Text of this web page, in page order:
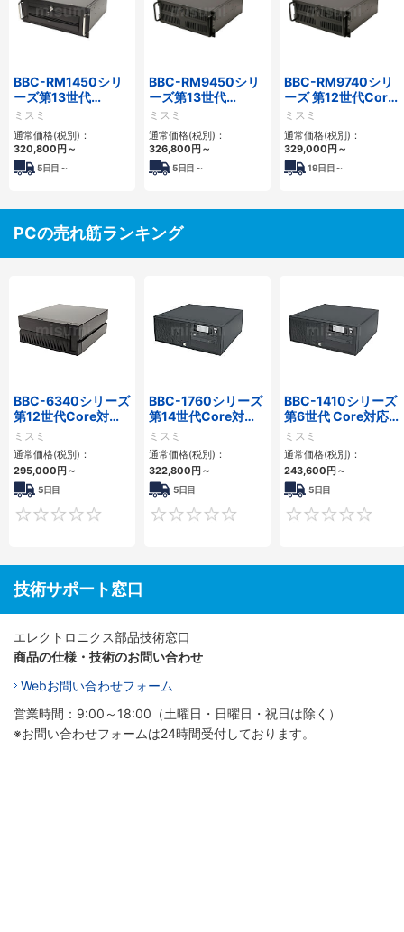
BBC-RM1450シリ
ーズ第13世代
Core・12世代
Celeron対応ラック
マウント4PCIe
ミスミ
通常価格(税別)：
320,800円～
5日目～
BBC-RM9450シリ
ーズ第13世代
Core・12世代
Celeron対応ラック
マウント4PCIe
ミスミ
通常価格(税別)：
326,800円～
5日目～
BBC-RM9740シリ
ーズ 第12世代Core
対応ラックマウント
FAPC4PCI・3PCIe
ミスミ
通常価格(税別)：
329,000円～
19日目～
PCの売れ筋ランキング
BBC-6340シリーズ
第12世代Core対応
小型フロアマウント
PC2PCI/2PCIe
ミスミ
通常価格(税別)：
295,000円～
5日目
0
BBC-1760シリーズ
第14世代Core対応
小型フロアマウント
3PCIe
ミスミ
通常価格(税別)：
322,800円～
5日目
0
BBC-1410シリーズ
第6世代 Core対応フ
ロアマウントFAPC
3PCI・3PCIe
ミスミ
通常価格(税別)：
243,600円～
5日目
技術サポート窓口
エレクトロニクス部品技術窓口
商品の仕様・技術のお問い合わせ
Webお問い合わせフォーム
営業時間：9:00～18:00（土曜日・日曜日・祝日は除く）
※お問い合わせフォームは24時間受付しております。